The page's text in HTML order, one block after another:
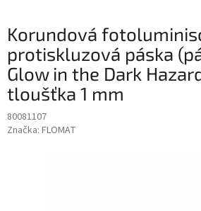
Korundová
protiskluzová páska
Glow in the Dark
tloušťka 1 mm
80081107
Značka: FLOMAT